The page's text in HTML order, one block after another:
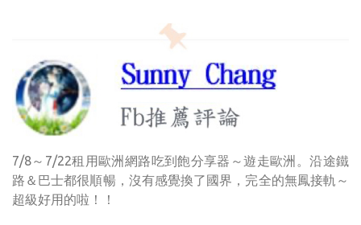
7/8～7/22租用歐洲網路吃到飽分享器～遊走歐洲。沿途鐵
路＆巴士都很順暢，沒有感覺換了國界，完全的無鳳接軌～
超級好用的啦！！